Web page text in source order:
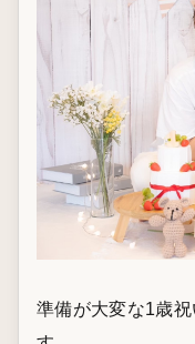
準備が大変な1歳